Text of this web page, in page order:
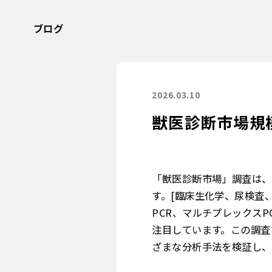
ブログ
2026.03.10
獣医診断市場
「獣医診断市場」調査は
す。[臨床生化学、尿検査
PCR、マルチプレックス
注目しています。この調
ざまな分析手法を検証し